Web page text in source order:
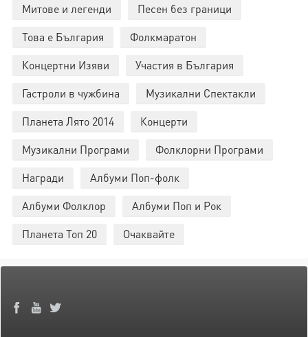
Митове и легенди
Песен без граници
Това е България
Фолкмаратон
Концертни Изяви
Участия в България
Гастроли в чужбина
Музикални Спектакли
Планета Лято 2014
Концерти
Музикални Програми
Фолклорни Програми
Награди
Албуми Поп-фолк
Албуми Фолклор
Албуми Поп и Рок
Планета Топ 20
Очаквайте